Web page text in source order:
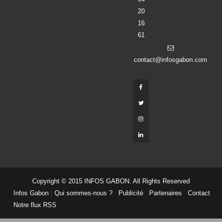
20
16
61
contact@infosgabon.com
Copyright © 2015 INFOS GABON. All Rights Reserved
Infos Gabon : Qui sommes-nous ?
Publicité Partenaires
Contact
Notre flux RSS